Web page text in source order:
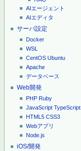
AIエージェント
AIエディタ
サーバ設定
Docker
WSL
CentOS Ubuntu
Apache
データベース
Web開発
PHP Ruby
JavaScript TypeScript
HTML5 CSS3
Webアプリ
Node.js
iOS/開発